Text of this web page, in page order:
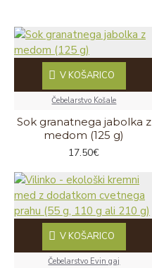
Čebelarstvo Košale
Sok granatnega jabolka z
medom (125 g)
17.50€
V KOŠARICO
Čebelarstvo Evin gaj
V KOŠARICO